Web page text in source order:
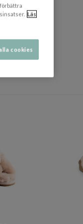
Läs
cookies